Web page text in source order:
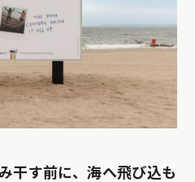
干す前に、海へ飛び込も